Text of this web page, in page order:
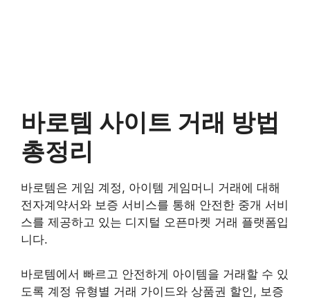
바로템 사이트 거래 방법
총정리
바로템은 게임 계정, 아이템 게임머니 거래에 대해
전자계약서와 보증 서비스를 통해 안전한 중개 서비
스를 제공하고 있는 디지털 오픈마켓 거래 플랫폼입
니다.
바로템에서 빠르고 안전하게 아이템을 거래할 수 있
도록 계정 유형별 거래 가이드와 상품권 할인, 보증